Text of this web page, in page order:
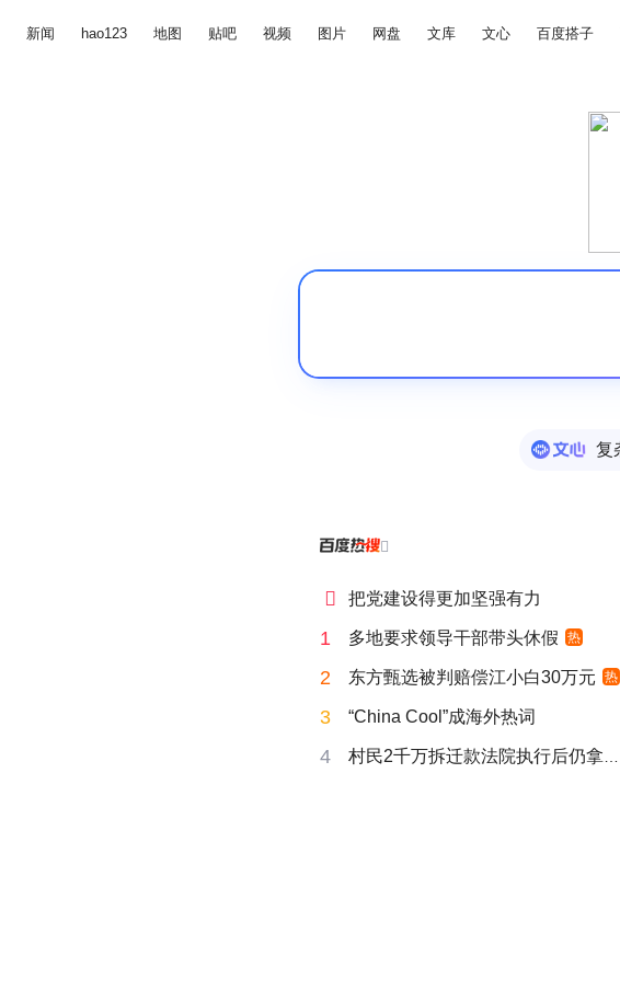
新闻 hao123 地图 贴吧 视频 图片 网盘 文库 文心 百度搭子
复

 把党建设得更加坚强有力
1 多地要求领导干部带头休假 热
2 东方甄选被判赔偿江小白30万元 热
3 “China Cool”成海外热词
4 村民2千万拆迁款法院执行后仍拿不到